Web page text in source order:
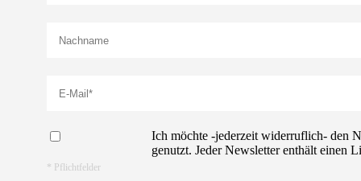
Ich möchte -jederzeit widerruflich- den
genutzt. Jeder Newsletter enthält einen
* Pflichtfelder